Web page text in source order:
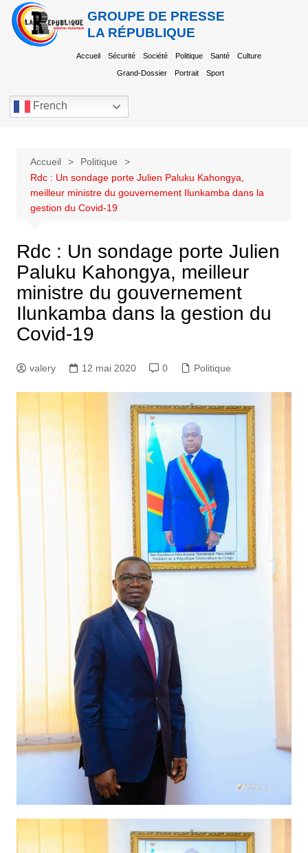
GROUPE DE PRESSE
LA RÉPUBLIQUE
Accueil Sécurité Société Politique Santé Culture
Grand-Dossier Portrait Sport
French
Accueil
Politique
Rdc : Un sondage porte Julien Paluku Kahongya,
meilleur ministre du gouvernement Ilunkamba dans la
gestion du Covid-19
Rdc : Un sondage porte Julien
Paluku Kahongya, meilleur
ministre du gouvernement
Ilunkamba dans la gestion du
Covid-19
valery 12 mai 2020 0 Politique